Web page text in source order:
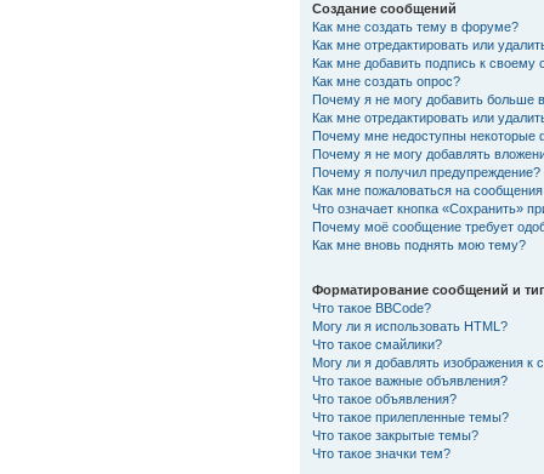
Создание сообщений
Как мне создать тему в форуме?
Как мне отредактировать или
Как мне добавить подпись к своему
Как мне создать опрос?
Почему я не могу добавить больше
Как мне отредактировать или
Почему мне недоступны некоторые
Почему я не могу добавлять
Почему я получил предупреждение?
Как мне пожаловаться на
Что означает кнопка «Сохранить»
Почему моё сообщение требует
Как мне вновь поднять мою тему?
Форматирование сообщений и
Что такое BBCode?
Могу ли я использовать HTML?
Что такое смайлики?
Могу ли я добавлять изображения к
Что такое важные объявления?
Что такое объявления?
Что такое прилепленные темы?
Что такое закрытые темы?
Что такое значки тем?